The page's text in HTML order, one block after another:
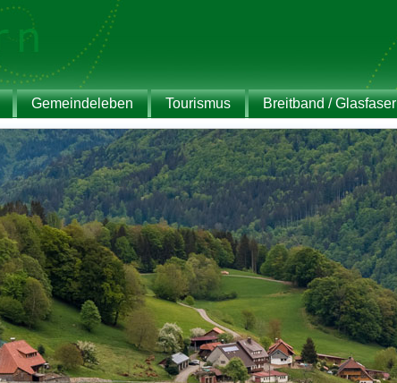
Gemeindeleben Tourismus Breitband / Glasfaser